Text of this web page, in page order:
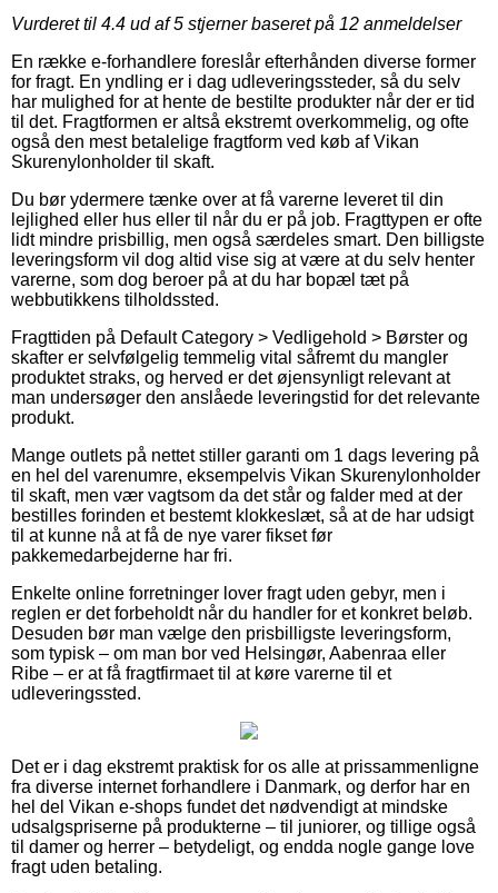
Vurderet til 4.4 ud af 5 stjerner baseret på 12 anmeldelser
En række e-forhandlere foreslår efterhånden diverse former
for fragt. En yndling er i dag udleveringssteder, så du selv
har mulighed for at hente de bestilte produkter når der er tid
til det. Fragtformen er altså ekstremt overkommelig, og ofte
også den mest betalelige fragtform ved køb af Vikan
Skurenylonholder til skaft.
Du bør ydermere tænke over at få varerne leveret til din
lejlighed eller hus eller til når du er på job. Fragttypen er ofte
lidt mindre prisbillig, men også særdeles smart. Den billigste
leveringsform vil dog altid vise sig at være at du selv henter
varerne, som dog beroer på at du har bopæl tæt på
webbutikkens tilholdssted.
Fragttiden på Default Category > Vedligehold > Børster og
skafter er selvfølgelig temmelig vital såfremt du mangler
produktet straks, og herved er det øjensynligt relevant at
man undersøger den anslåede leveringstid for det relevante
produkt.
Mange outlets på nettet stiller garanti om 1 dags levering på
en hel del varenumre, eksempelvis Vikan Skurenylonholder
til skaft, men vær vagtsom da det står og falder med at der
bestilles forinden et bestemt klokkeslæt, så at de har udsigt
til at kunne nå at få de nye varer fikset før
pakkemedarbejderne har fri.
Enkelte online forretninger lover fragt uden gebyr, men i
reglen er det forbeholdt når du handler for et konkret beløb.
Desuden bør man vælge den prisbilligste leveringsform,
som typisk – om man bor ved Helsingør, Aabenraa eller
Ribe – er at få fragtfirmaet til at køre varerne til et
udleveringssted.
Det er i dag ekstremt praktisk for os alle at prissammenligne
fra diverse internet forhandlere i Danmark, og derfor har en
hel del Vikan e-shops fundet det nødvendigt at mindske
udsalgspriserne på produkterne – til juniorer, og tillige også
til damer og herrer – betydeligt, og endda nogle gange love
fragt uden betaling.